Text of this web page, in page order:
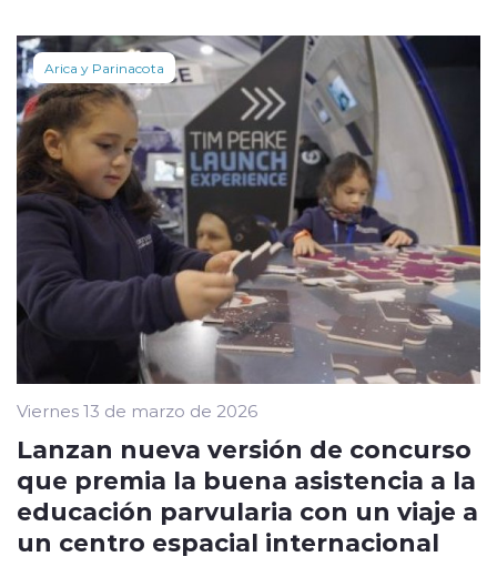
Arica y Parinacota
Viernes 13 de marzo de 2026
Lanzan nueva versión de concurso
que premia la buena asistencia a la
educación parvularia con un viaje a
un centro espacial internacional